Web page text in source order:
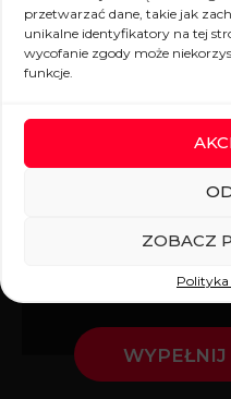
przetwarzać dane, takie jak
unikalne identyfikatory na tej
wycofanie zgody może
funkcje.
ZOBACZ
trwania projektu
sprawdź